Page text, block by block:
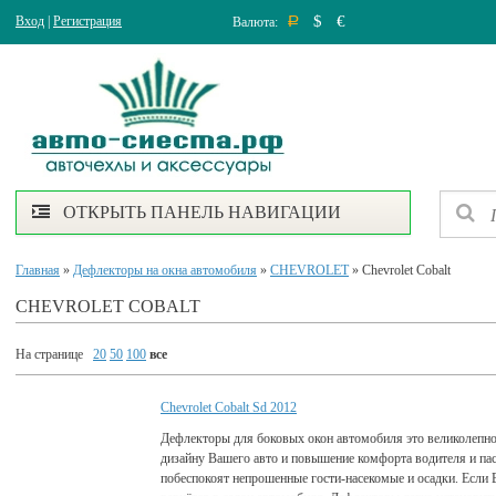
Вход Регистрация Валюта: Р $ €
ОТКРЫТЬ ПАНЕЛЬ НАВИГАЦИИ
Главная » Дефлекторы на окна автомобиля » CHEVROLET» Chevrolet Cobalt
CHEVROLET COBALT
На странице 20 50 100 все
Chevrolet Cobalt Sd 2012
Дефлекторы для боковых окон автомобиля это
дизайну Вашего авто и повышение комфорта водителя и
побеспокоят непрошенные гости-насекомые и осадки.